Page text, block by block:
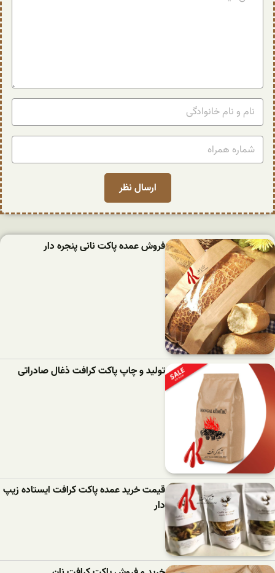
فروش عمده پاکت نانی پنجره دار
تولید و چاپ پاکت کرافت ذغال صادراتی
قیمت خرید عمده پاکت کرافت ایستاده زیپ
دار